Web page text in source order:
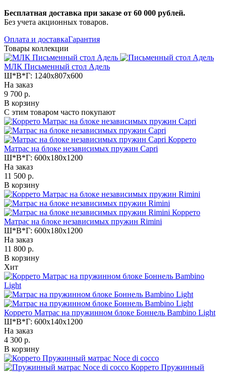
Бесплатная доставка при заказе от 60 000 рублей.
Без учета акционных товаров.
Оплата и доставкаГарантия
Товары коллекции
МЛК Письменный стол Адель
Ш*В*Г: 1240x807x600
На заказ
9 700 р.
В корзину
С этим товаром часто покупают
Коррето
Матрас на блоке независимых пружин Capri
Ш*В*Г: 600x180x1200
На заказ
11 500 р.
В корзину
Коррето
Матрас на блоке независимых пружин Rimini
Ш*В*Г: 600x180x1200
На заказ
11 800 р.
В корзину
Хит
Коррето Матрас на пружинном блоке Боннель Bambino Light
Ш*В*Г: 600x140x1200
На заказ
4 300 р.
В корзину
Коррето Пружинный